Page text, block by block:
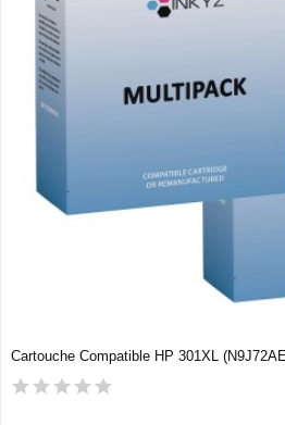
Cartouche Compatible HP 301XL